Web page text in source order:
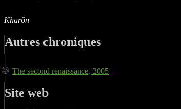
Kharôn
Autres chroniques
The second renaissance, 2005
Site web